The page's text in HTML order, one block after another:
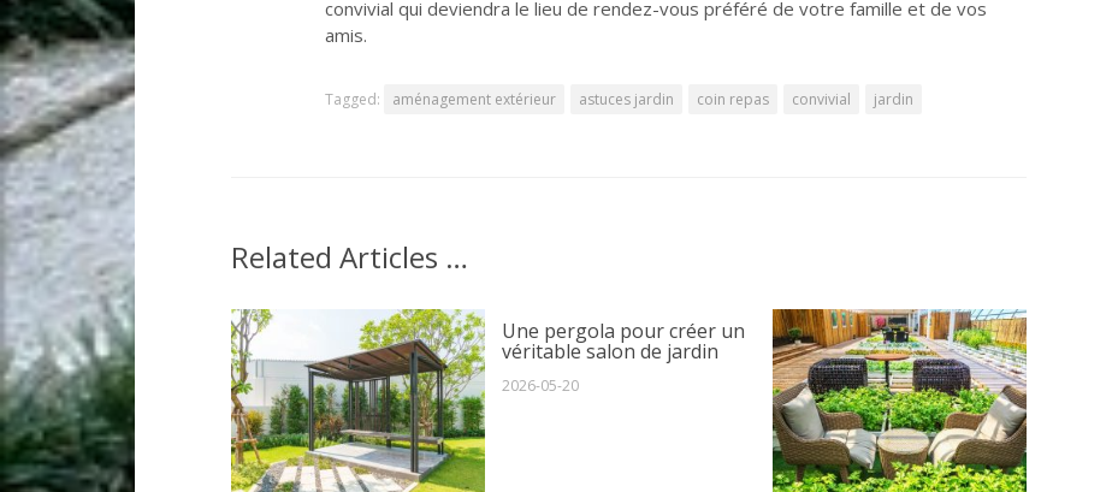
convivial qui deviendra le lieu de rendez-vous préféré de votre famille et de vos
amis.
Tagged: aménagement extérieur astuces jardin coin repas convivial jardin
Related Articles …
Une pergola pour créer un
véritable salon de jardin
2026-05-20